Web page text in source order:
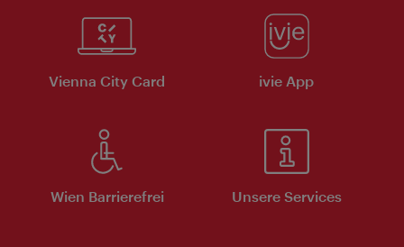
Vienna City Card ivie App
Wien Barrierefrei Unsere Services